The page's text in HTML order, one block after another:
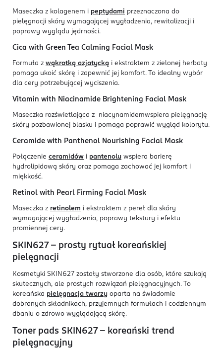
Maseczka z kolagenem i peptydami przeznaczona do
pielęgnacji skóry wymagającej wygładzenia, rewitalizacji i
poprawy wyglądu jędrności.
Cica with Green Tea Calming Facial Mask
Formuła z wąkrotką azjatycką i ekstraktem z zielonej herbaty
pomaga ukoić skórę i zapewnić jej komfort. To idealny wybór
dla cery potrzebującej wyciszenia.
Vitamin with Niacinamide Brightening Facial Mask
Maseczka rozświetlająca z niacynamidemwspiera pielęgnację
skóry pozbawionej blasku i pomaga poprawić wygląd kolorytu.
Ceramide with Panthenol Nourishing Facial Mask
Połączenie ceramidów i pantenolu wspiera barierę
hydrolipidową skóry oraz pomaga zachować jej komfort i
miękkość.
Retinol with Pearl Firming Facial Mask
Maseczka z retinolem i ekstraktem z pereł dla skóry
wymagającej wygładzenia, poprawy tekstury i efektu
promiennej cery.
SKIN627 – prosty rytuał koreańskiej
pielęgnacji
Kosmetyki SKIN627 zostały stworzone dla osób, które szukają
skutecznych, ale prostych rozwiązań pielęgnacyjnych. To
koreańska pielęgnacja twarzy oparta na świadomie
dobranych składnikach, przyjemnych formułach i codziennym
dbaniu o zdrowo wyglądającą skórę.
Toner pads SKIN627 – koreański trend
pielęgnacyjny